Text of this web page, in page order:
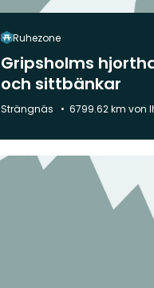
Ruhezone
Gripsholms
och sittbänkar
Gemeinde:
Strängnäs 6799.62 km von